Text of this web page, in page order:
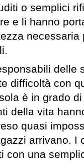
o semplici
e li hanno
necessaria
delle
difficoltà con
è in grado
della vita
quasi
arrivano. I
con una